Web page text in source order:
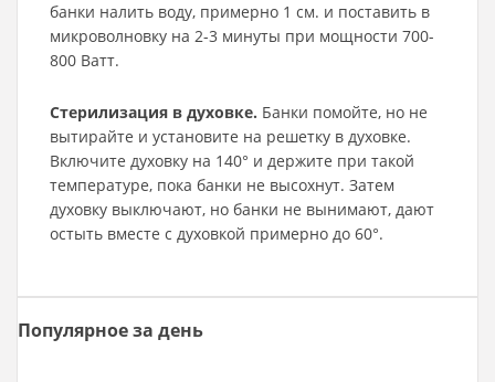
банки налить воду, примерно 1 см. и поставить в
микроволновку на 2-3 минуты при мощности 700-
800 Ватт.
Стерилизация в духовке. Банки помойте, но не
вытирайте и установите на решетку в духовке.
Включите духовку на 140° и держите при такой
температуре, пока банки не высохнут. Затем
духовку выключают, но банки не вынимают, дают
остыть вместе с духовкой примерно до 60°.
Популярное за день